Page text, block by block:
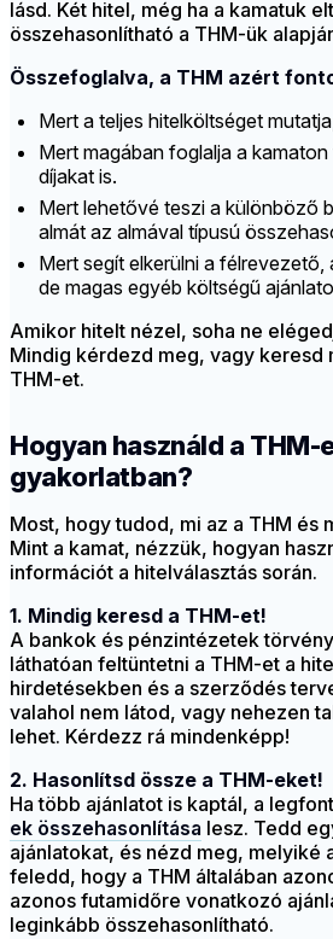
lásd. Két hitel, még ha a kamatuk
összehasonlítható a THM-ük
Összefoglalva, a THM azért
Mert a teljes hitelköltséget
Mert magában foglalja a
díjakat is.
Mert lehetővé teszi a különböző
almát az almával típusú
Mert segít elkerülni a félrevezető,
de magas egyéb költségű
Amikor hitelt nézel, soha ne
Mindig kérdezd meg, vagy keresd
THM-et.
Hogyan használd a THM-
gyakorlatban?
Most, hogy tudod, mi az a THM és
Mint a kamat, nézzük, hogyan
információt a hitelválasztás során.
1. Mindig keresd a THM-et!
A bankok és pénzintézetek
láthatóan feltüntetni a THM-et a
hirdetésekben és a szerződés
valahol nem látod, vagy nehezen
lehet. Kérdezz rá mindenképp!
2. Hasonlítsd össze a THM-eket!
Ha több ajánlatot is kaptál, a
ek összehasonlítása lesz. Tedd
ajánlatokat, és nézd meg, melyiké
feledd, hogy a THM általában
azonos futamidőre vonatkozó
leginkább összehasonlítható.